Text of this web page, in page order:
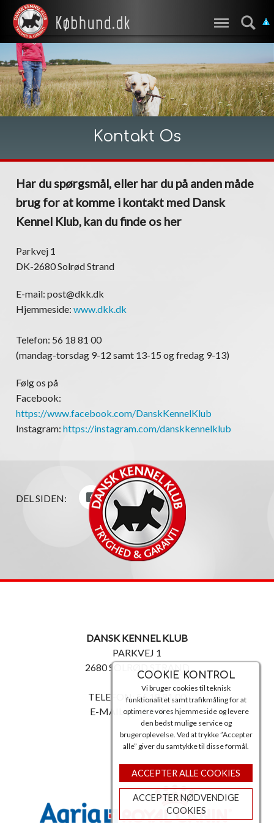
COOKIE KONTROL
Vi bruger cookies til teknisk
funktionalitet samt trafikmåling for at
optimere vores hjemmeside og levere
den bedst mulige service og
brugeroplevelse. Ved at trykke ”Accepter
alle” giver du samtykke til disse formål.
ACCEPTER ALLE COOKIES
ACCEPTER NØDVENDIGE
COOKIES
Kontakt Os
Har du spørgsmål, eller har du på anden måde
brug for at komme i kontakt med Dansk
Kennel Klub, kan du finde os her
Parkvej 1
DK-2680 Solrød Strand
E-mail: post@dkk.dk
Hjemmeside: www.dkk.dk
Telefon: 56 18 81 00
(mandag-torsdag 9-12 samt 13-15 og fredag 9-13)
Følg os på
Facebook:
https://www.facebook.com/DanskKennelKlub
Instagram: https://instagram.com/danskkennelklub
DEL SIDEN:
DANSK KENNEL KLUB
PARKVEJ 1
2680 SOLRØD STRAND
TELEFON: 56 18 81 00
E-MAIL:post@dkk.dk